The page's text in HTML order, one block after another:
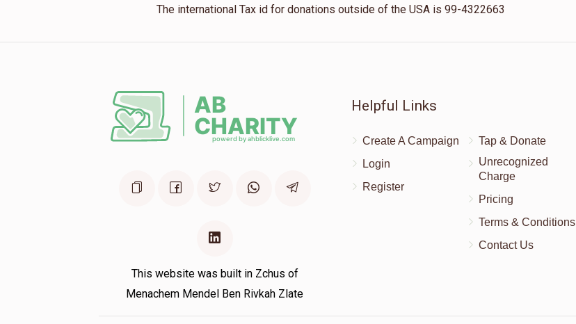
The international Tax id for donations outside of the USA is 99-4322663
This website was built in Zchus of
Menachem Mendel Ben Rivkah Zlate
Helpful Links
Create A Campaign
Login
Register
Tap & Donate
Unrecognized
Charge
Pricing
Terms & Conditions
Contact Us